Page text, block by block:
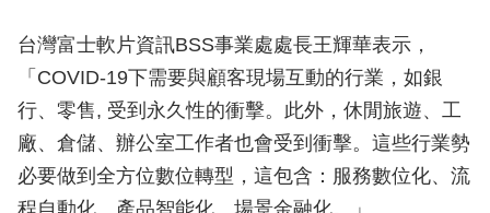
台灣富士軟片資訊BSS事業處處長王輝華表示，
「COVID-19下需要與顧客現場互動的行業，如銀
行、零售, 受到永久性的衝擊。此外，休閒旅遊、工
廠、倉儲、辦公室工作者也會受到衝擊。這些行業勢
必要做到全方位數位轉型，這包含：服務數位化、流